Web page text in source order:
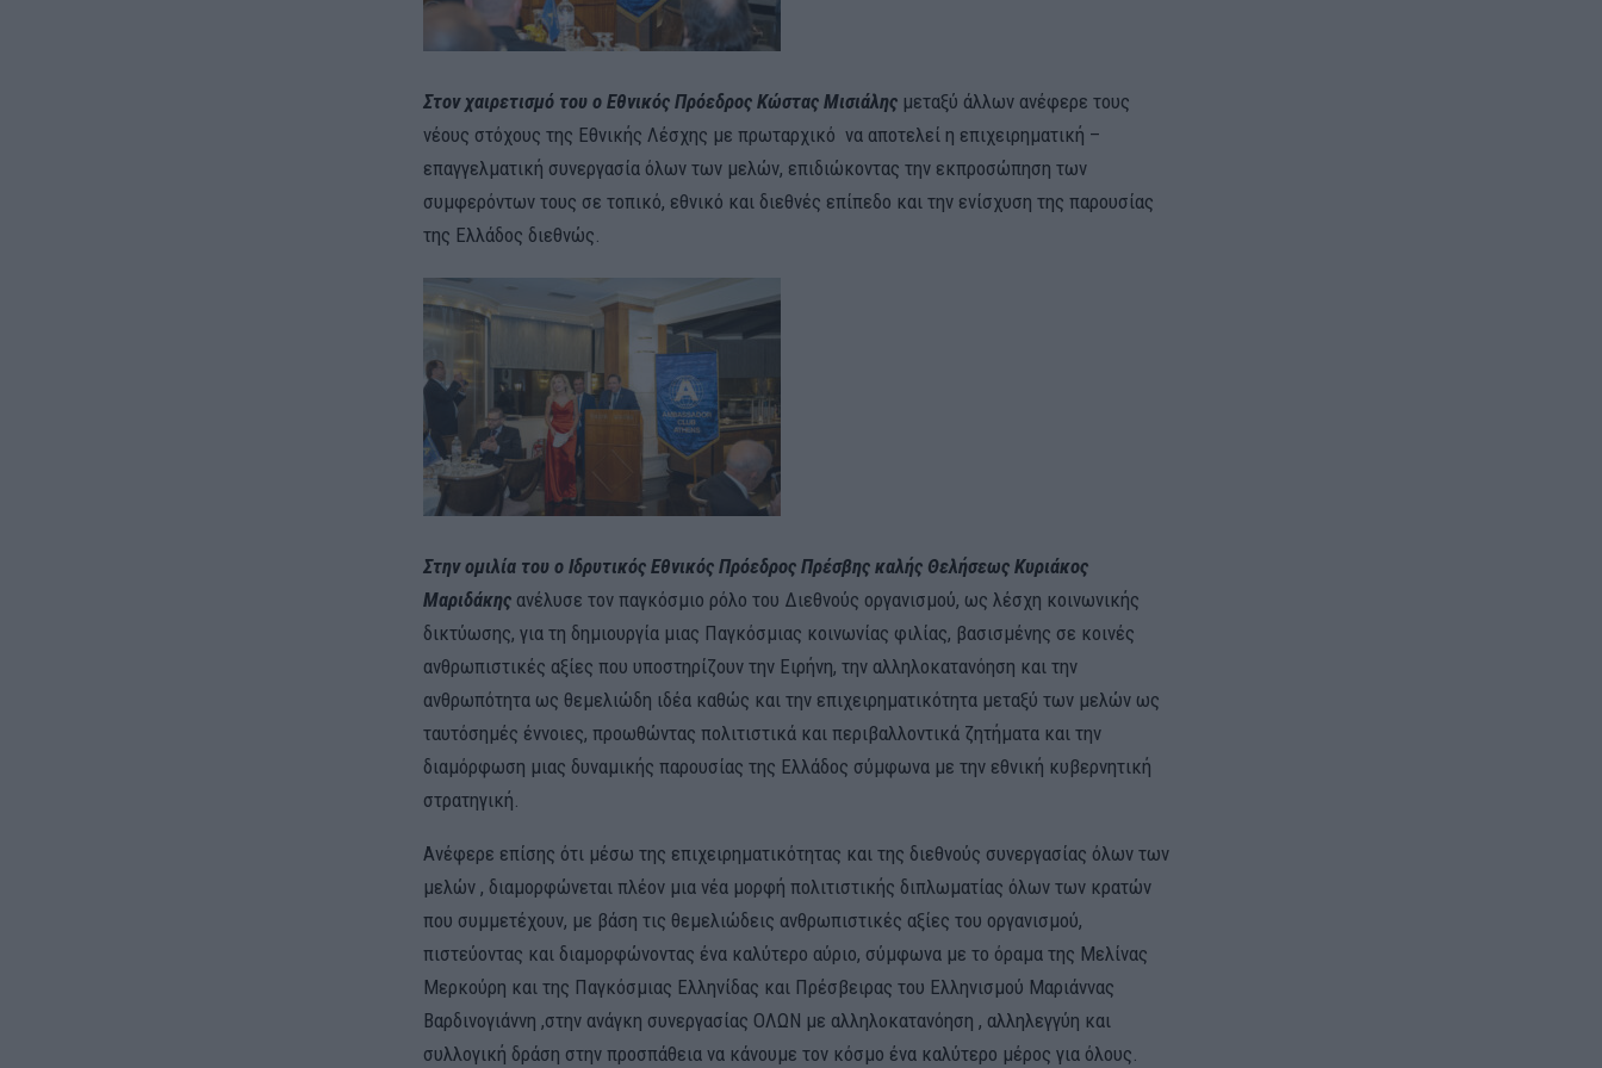
Στον χαιρετισμό του ο Εθνικός Πρόεδρος Κώστας Μισιάλης μεταξύ άλλων ανέφερε τους
νέους στόχους της Εθνικής Λέσχης με πρωταρχικό να αποτελεί η επιχειρηματική –
επαγγελματική συνεργασία όλων των μελών, επιδιώκοντας την εκπροσώπηση των
συμφερόντων τους σε τοπικό, εθνικό και διεθνές επίπεδο και την ενίσχυση της παρουσίας
της Ελλάδος διεθνώς.
Στην ομιλία του ο Ιδρυτικός Εθνικός Πρόεδρος Πρέσβης καλής Θελήσεως Κυριάκος
Μαριδάκης ανέλυσε τον παγκόσμιο ρόλο του Διεθνούς οργανισμού, ως λέσχη κοινωνικής
δικτύωσης, για τη δημιουργία μιας Παγκόσμιας κοινωνίας φιλίας, βασισμένης σε κοινές
ανθρωπιστικές αξίες που υποστηρίζουν την Ειρήνη, την αλληλοκατανόηση και την
ανθρωπότητα ως θεμελιώδη ιδέα καθώς και την επιχειρηματικότητα μεταξύ των μελών ως
ταυτόσημές έννοιες, προωθώντας πολιτιστικά και περιβαλλοντικά ζητήματα και την
διαμόρφωση μιας δυναμικής παρουσίας της Ελλάδος σύμφωνα με την εθνική κυβερνητική
στρατηγική.
Ανέφερε επίσης ότι μέσω της επιχειρηματικότητας και της διεθνούς συνεργασίας όλων των
μελών , διαμορφώνεται πλέον μια νέα μορφή πολιτιστικής διπλωματίας όλων των κρατών
που συμμετέχουν, με βάση τις θεμελιώδεις ανθρωπιστικές αξίες του οργανισμού,
πιστεύοντας και διαμορφώνοντας ένα καλύτερο αύριο, σύμφωνα με το όραμα της Μελίνας
Μερκούρη και της Παγκόσμιας Ελληνίδας και Πρέσβειρας του Ελληνισμού Μαριάννας
Βαρδινογιάννη ,στην ανάγκη συνεργασίας ΟΛΩΝ με αλληλοκατανόηση , αλληλεγγύη και
συλλογική δράση στην προσπάθεια να κάνουμε τον κόσμο ένα καλύτερο μέρος για όλους.